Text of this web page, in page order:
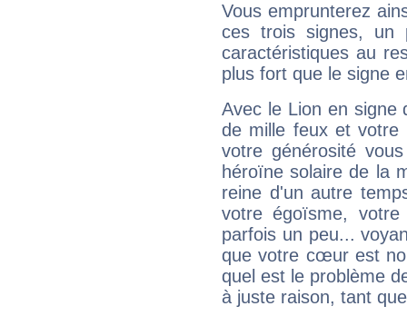
Vous emprunterez
ces trois signes, un
caractéristiques au
plus fort que le signe
Avec le Lion en signe
de mille feux et votre
votre générosité
héroïne solaire de la
reine d'un autre
votre égoïsme,
parfois un peu...
que votre cœur est
quel est le problème
à juste raison, tant